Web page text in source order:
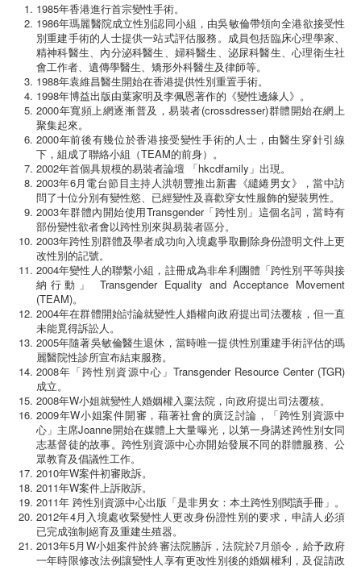
1985年香港進行首宗變性手術。
1986年瑪麗醫院成立性別認同小組，由吳敏倫帶領向全港欲接受性
別重建手術的人士提供一站式評估服務。成員包括臨床心理學家、
精神科醫生、內分泌科醫生、婦科醫生、泌尿科醫生、心理衛生社
會工作者、遺傳學醫生、矯形外科醫生及律師等。
1988年袁維昌醫生開始在香港提供性別重置手術。
1998年博益出版由葉家明及李佩恩著作的《變性邊緣人》。
2000年寬頻上網逐漸普及，易裝者(crossdresser)群體開始在網上
聚集起來。
2000年前後有幾位於香港接受變性手術的人士，由醫生穿針引線
下，組成了聯絡小組（TEAM的前身）。
2002年首個具規模的易裝者論壇 「hkcdfamily」出現。
2003年6月電台節目主持人洪朝豐推出新書《繾綣男女》，當中訪
問了十位分別有變性慾、已經變性及喜歡穿女性服飾的變裝男性。
2003年群體內開始使用Transgender「跨性別」這個名詞，當時有
部份變性欲者會以跨性別來與易裝者區分。
2003年跨性別群體及學者成功向入境處爭取刪除身份證明文件上更
改性別的記號。
2004年變性人的聯繫小組，註冊成為非牟利團體「跨性別平等與接
納行動」 Transgender Equality and Acceptance Movement
(TEAM)。
2004年在群體開始討論就變性人婚權向政府提出司法覆核，但一直
未能覓得訴訟人。
2005年隨著吳敏倫醫生退休，當時唯一提供性別重建手術評估的瑪
麗醫院性診所宣布結束服務。
2008年「跨性別資源中心」Transgender Resource Center (TGR)
成立。
2008年W小姐就變性人婚姻權入稟法院，向政府提出司法覆核。
2009年W小姐案件開審，藉著社會的廣泛討論，「跨性別資源中
心」主席Joanne開始在媒體上大量曝光，以第一身講述跨性別女同
志基督徒的故事。跨性別資源中心亦開始發展不同的群體服務、公
眾教育及倡議性工作。
2010年W案件初審敗訴。
2011年W案件上訴敗訴。
2011年 跨性別資源中心出版「是非男女：本土跨性別閱讀手冊」。
2012年4月入境處收緊變性人更改身份證性別的要求，申請人必須
已完成強制絕育及重建生殖器。
2013年5月W小姐案件於終審法院勝訴，法院於7月頒令，給予政府
一年時限修改法例讓變性人享有更改性別後的婚姻權利，及促請政